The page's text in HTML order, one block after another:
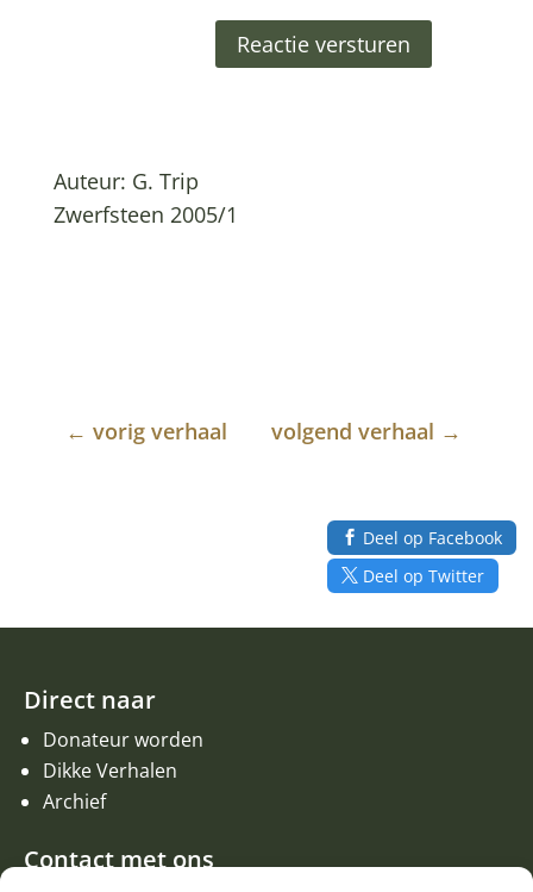
Reactie versturen
Auteur: G. Trip
Zwerfsteen 2005/1
← vorig verhaal volgend verhaal →
Deel op Facebook
Deel op Twitter
Direct naar
Donateur worden
Dikke Verhalen
Archief
Contact met ons